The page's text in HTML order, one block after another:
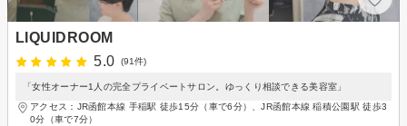
LIQUIDROOM
5.0
(91件)
「女性オーナー1人の完全プライベートサロン。ゆっくり相談できる美容室」
アクセス：JR函館本線 手稲駅 徒歩15分（車で6分）、JR函館本線 稲積公園駅 徒歩3
0分（車で7分）